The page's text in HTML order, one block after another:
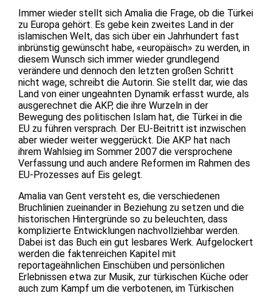
Immer wieder stellt sich Amalia die Frage, ob die Türkei
zu Europa gehört. Es gebe kein zweites Land in der
islamischen Welt, das sich über ein Jahrhundert fast
inbrünstig gewünscht habe, «europäisch» zu werden, in
diesem Wunsch sich immer wieder grundlegend
verändere und dennoch den letzten großen Schritt
nicht wage, schreibt die Autorin. Sie stellt dar, wie das
Land von einer ungeahnten Dynamik erfasst wurde, als
ausgerechnet die AKP, die ihre Wurzeln in der
Bewegung des politischen Islam hat, die Türkei in die
EU zu führen versprach. Der EU-Beitritt ist inzwischen
aber wieder weiter weggerückt. Die AKP hat nach
ihrem Wahlsieg im Sommer 2007 die versprochene
Verfassung und auch andere Reformen im Rahmen des
EU-Prozesses auf Eis gelegt.
Amalia van Gent versteht es, die verschiedenen
Bruchlinien zueinander in Beziehung zu setzen und die
historischen Hintergründe so zu beleuchten, dass
komplizierte Entwicklungen nachvollziehbar werden.
Dabei ist das Buch ein gut lesbares Werk. Aufgelockert
werden die faktenreichen Kapitel mit
reportageähnlichen Einschüben und persönlichen
Erlebnissen etwa zur Musik, zur türkischen Küche oder
auch zum Kampf um die verbotenen, im Türkischen